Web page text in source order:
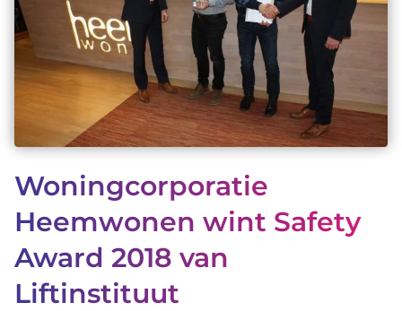
085-877 94 67 Offerte aanvragen
Woningcorporatie
Heemwonen wint Safety
Award 2018 van
Liftinstituut